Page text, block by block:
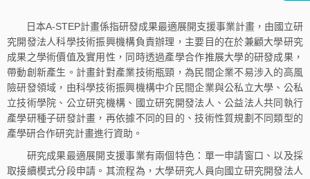
日本A-STEP計畫係指研發成果最適展開支援事業計畫，由國立研
究開發法人科學技術振興機構負責辦理，主要目的在於兼顧大學研究
成果之學術價值及實用性，同時透過產學合作推展大學的研發成果，
帶動創新產生。計畫針對產業技術瓶頸，為民間企業不易涉入的高風
險研發領域，由科學技術振興機構中介民間企業與公私立大學、公私
立技術學院、公立研究機構、國立研究開發法人、公益法人共同執行
產學研種子研發計畫，再依據不同的目的、技術性質規劃不同類型的
產學研合作研究計畫進行資助。
研究成果最適展開支援事業有兩個特色：單一申請窗口、以及採
取接續模式分段申請。其流程為，大學研究人員向國立研究開發法人